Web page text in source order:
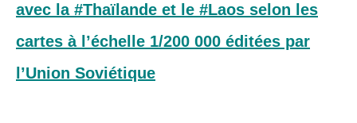
avec la #Thaïlande et le #Laos selon les
cartes à l’échelle 1/200 000 éditées par
l’Union Soviétique